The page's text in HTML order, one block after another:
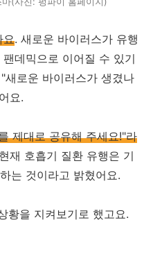
요. 새로운 바이러스가 유행
데믹으로 이어질 수 있기
로운 바이러스가 생겼나
요.
제대로 공유해 주세요!"라
재 호흡기 질환 유행은 기
는 것이라고 밝혔어요.
황을 지켜보기로 했고요.